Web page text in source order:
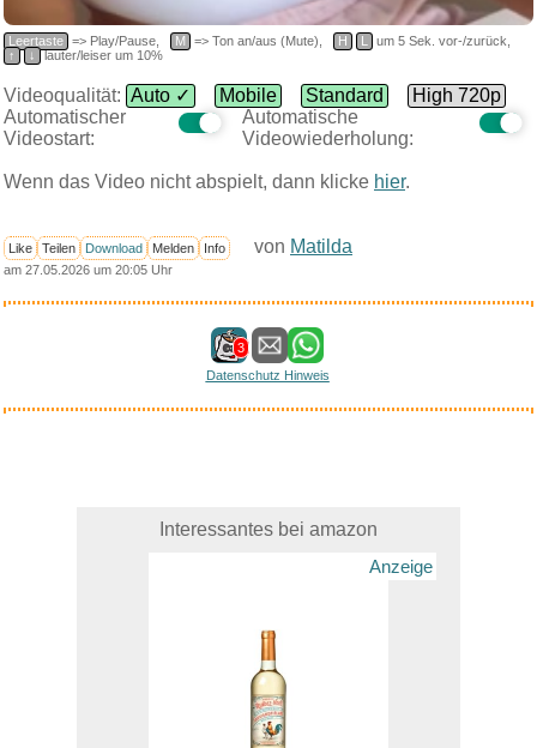
Leertaste => Play/Pause, M => Ton an/aus (Mute), H L
um 5 Sek. vor-/zurück,
↑
↓ lauter/leiser um 10%
Videoqualität: Auto ✓ Mobile Standard
High 720p
Automatischer
Videostart:
Automatische
Videowiederholung:
Wenn das Video nicht abspielt, dann klicke hier.
Like Teilen Download Melden Info von Matilda
am 27.05.2026 um 20:05 Uhr
3
Datenschutz Hinweis
Interessantes bei amazon
Anzeige